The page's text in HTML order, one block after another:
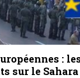
:
sur le Sahara